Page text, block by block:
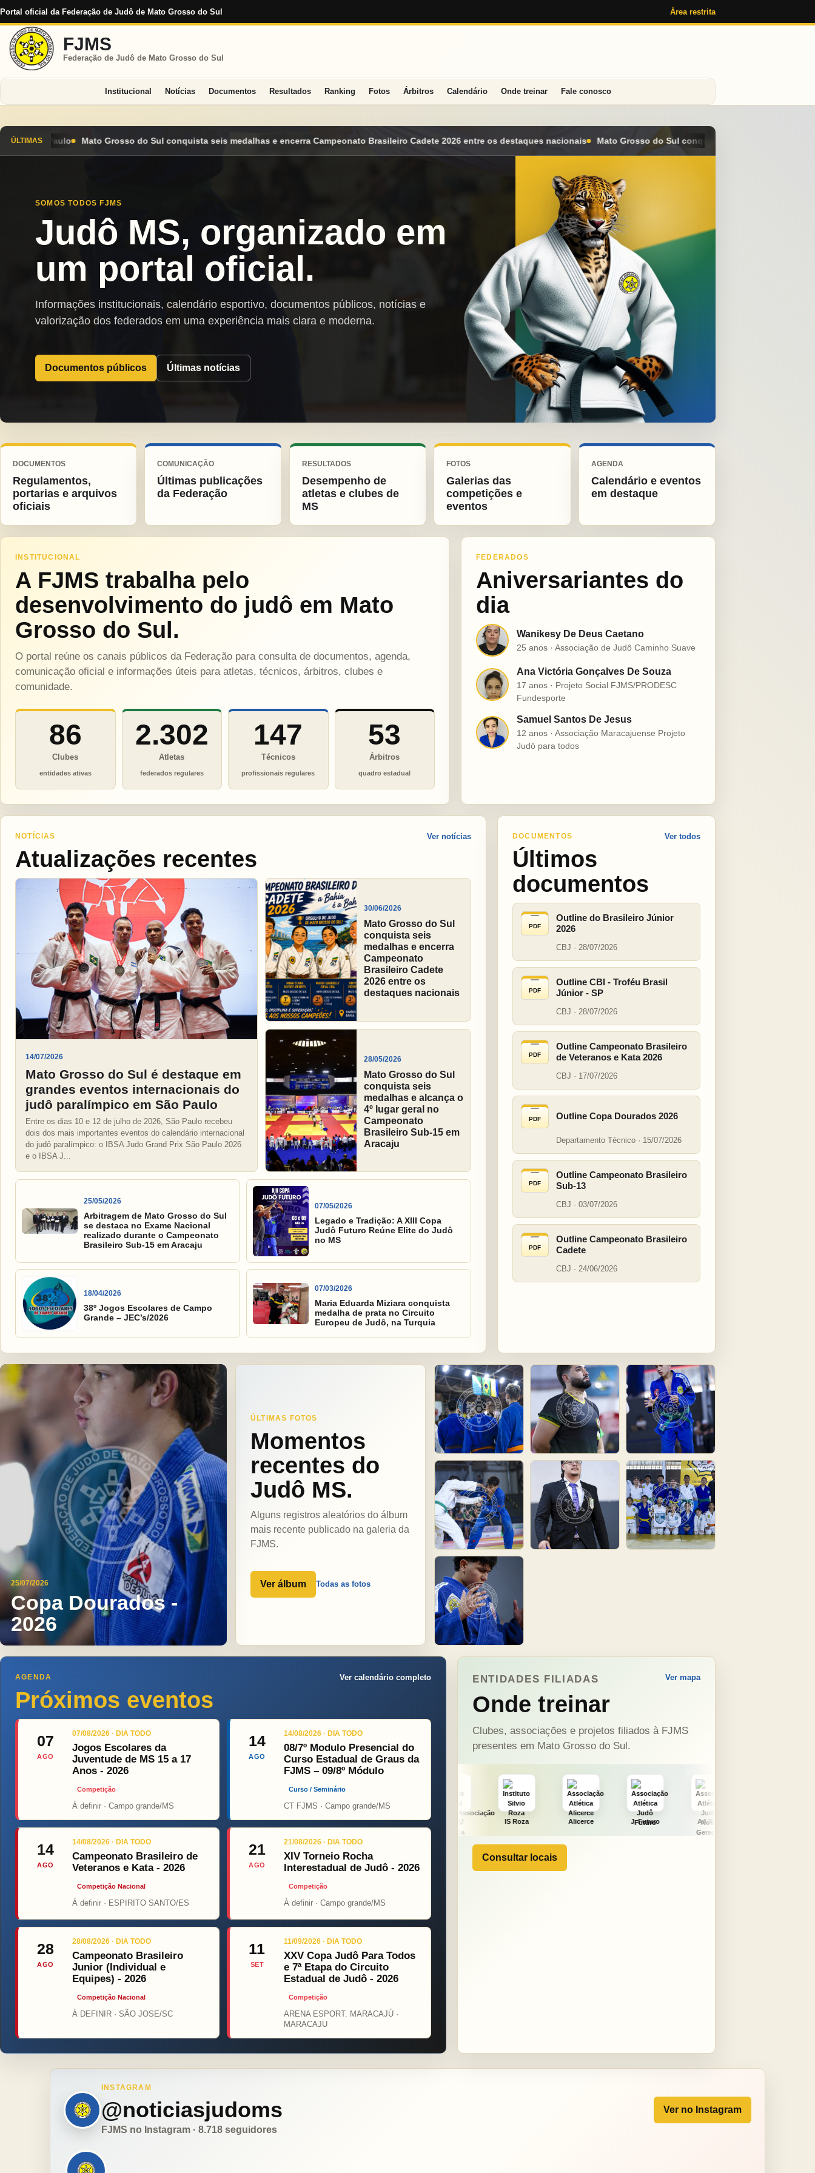
Portal oficial da Federação de Judô de Mato Grosso do Sul Área restrita
FJMS
Federação de Judô de Mato Grosso do Sul
Institucional Notícias Documentos Resultados Ranking Fotos Árbitros Calendário Onde treinar Fale conosco
ÚLTIMAS
Sul conquista seis medalhas e encerra Campeonato Brasileiro Cadete 2026 entre os destaques nacionais Mato Grosso do Sul conquista seis medalhas e alcança o 4º lugar geral no
SOMOS TODOS FJMS
Judô MS, organizado em
um portal oficial.
Informações institucionais, calendário esportivo, documentos públicos, notícias e
valorização dos federados em uma experiência mais clara e moderna.
Documentos públicos Últimas notícias
DOCUMENTOS
Regulamentos,
portarias e arquivos
oficiais
COMUNICAÇÃO
Últimas publicações
da Federação
RESULTADOS
Desempenho de
atletas e clubes de
MS
FOTOS
Galerias das
competições e
eventos
AGENDA
Calendário e eventos
em destaque
INSTITUCIONAL
A FJMS trabalha pelo
desenvolvimento do judô em Mato
Grosso do Sul.
O portal reúne os canais públicos da Federação para consulta de documentos, agenda,
comunicação oficial e informações úteis para atletas, técnicos, árbitros, clubes e
comunidade.
86
Clubes
entidades ativas
2.302
Atletas
federados regulares
147
Técnicos
profissionais regulares
53
Árbitros
quadro estadual
FEDERADOS
Aniversariantes do
dia
W Wanikesy De Deus Caetano
25 anos · Associação de Judô Caminho Suave
A
Ana Victória Gonçalves De Souza
17 anos · Projeto Social FJMS/PRODESC
Fundesporte
S
Samuel Santos De Jesus
12 anos · Associação Maracajuense Projeto
Judô para todos
NOTÍCIAS
Atualizações recentes
Ver notícias
14/07/2026
Mato Grosso do Sul é destaque em
grandes eventos internacionais do
judô paralímpico em São Paulo
Entre os dias 10 e 12 de julho de 2026, São Paulo recebeu
dois dos mais importantes eventos do calendário internacional
do judô paralímpico: o IBSA Judo Grand Prix São Paulo 2026
e o IBSA J...
30/06/2026
Mato Grosso do Sul
conquista seis
medalhas e encerra
Campeonato
Brasileiro Cadete
2026 entre os
destaques nacionais
28/05/2026
Mato Grosso do Sul
conquista seis
medalhas e alcança o
4º lugar geral no
Campeonato
Brasileiro Sub-15 em
Aracaju
25/05/2026
Arbitragem de Mato Grosso do Sul
se destaca no Exame Nacional
realizado durante o Campeonato
Brasileiro Sub-15 em Aracaju
07/05/2026
Legado e Tradição: A XIII Copa
Judô Futuro Reúne Elite do Judô
no MS
18/04/2026
38º Jogos Escolares de Campo
Grande – JEC’s/2026
07/03/2026
Maria Eduarda Miziara conquista
medalha de prata no Circuito
Europeu de Judô, na Turquia
DOCUMENTOS
Últimos
documentos
Ver todos
PDF
Outline do Brasileiro Júnior
2026
CBJ · 28/07/2026
PDF
Outline CBI - Troféu Brasil
Júnior - SP
CBJ · 28/07/2026
PDF
Outline Campeonato Brasileiro
de Veteranos e Kata 2026
CBJ · 17/07/2026
PDF Outline Copa Dourados 2026
Departamento Técnico · 15/07/2026
PDF
Outline Campeonato Brasileiro
Sub-13
CBJ · 03/07/2026
PDF
Outline Campeonato Brasileiro
Cadete
CBJ · 24/06/2026
25/07/2026
Copa Dourados -
2026
ÚLTIMAS FOTOS
Momentos
recentes do
Judô MS.
Alguns registros aleatórios do álbum
mais recente publicado na galeria da
FJMS.
Ver álbum Todas as fotos
AGENDA
Próximos eventos
Ver calendário completo
07
AGO
07/08/2026 · DIA TODO
Jogos Escolares da
Juventude de MS 15 a 17
Anos - 2026
Competição
Á definir · Campo grande/MS
14
AGO
14/08/2026 · DIA TODO
08/7º Modulo Presencial do
Curso Estadual de Graus da
FJMS – 09/8º Módulo
Curso / Seminário
CT FJMS · Campo grande/MS
14
AGO
14/08/2026 · DIA TODO
Campeonato Brasileiro de
Veteranos e Kata - 2026
Competição Nacional
Á definir · ESPIRITO SANTO/ES
21
AGO
21/08/2026 · DIA TODO
XIV Torneio Rocha
Interestadual de Judô - 2026
Competição
Á definir · Campo grande/MS
28
AGO
28/08/2026 · DIA TODO
Campeonato Brasileiro
Junior (Individual e
Equipes) - 2026
Competição Nacional
À DEFINIR · SÃO JOSE/SC
11
SET
11/09/2026 · DIA TODO
XXV Copa Judô Para Todos
e 7ª Etapa do Circuito
Estadual de Judô - 2026
Competição
ARENA ESPORT. MARACAJÚ ·
MARACAJU
ENTIDADES FILIADAS
Onde treinar
Ver mapa
Clubes, associações e projetos filiados à FJMS
presentes em Mato Grosso do Sul.
Top Fight ONÇA PINT PSOPJ IS Roza Alicerce J. Futuro AAJNG TSURU
Consultar locais
INSTAGRAM
@noticiasjudoms
FJMS no Instagram · 8.718 seguidores
Ver no Instagram